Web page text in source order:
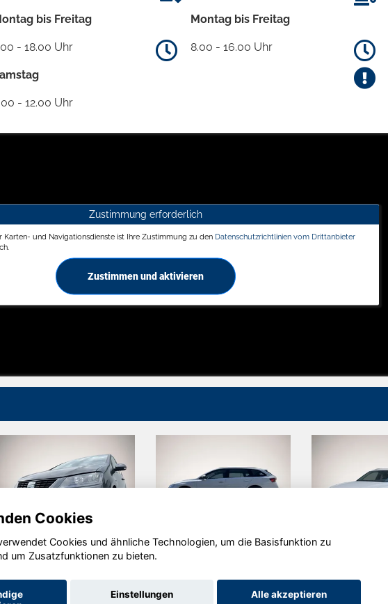
bis Freitag
- 18.00 Uhr
- 12.00 Uhr
Montag bis Freitag
8.00 - 16.00 Uhr
Zustimmung erforderlich
Karten- und Navigationsdienste ist Ihre Zustimmung zu den Datenschutzrichtlinien vom Drittanbieter
Zustimmen und aktivieren
Seat
Alhambra
Skoda
Cookies
Cookies und ähnliche Technologien, um die Basisfunktion zu
um Zusatzfunktionen zu bieten.
Einstellungen Alle akzeptieren